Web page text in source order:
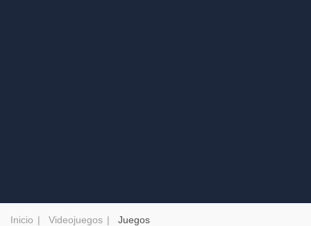
Inicio Videojuegos Juegos